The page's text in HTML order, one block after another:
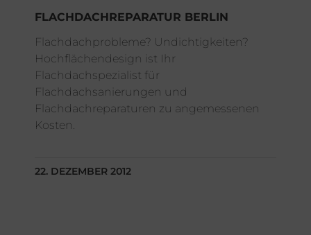
FLACHDACHREPARATUR BERLIN
Flachdachprobleme? Undichtigkeiten?
Hochflächendesign ist Ihr
Flachdachspezialist für
Flachdachsanierungen und
Flachdachreparaturen zu angemessenen
Kosten.
22. DEZEMBER 2012